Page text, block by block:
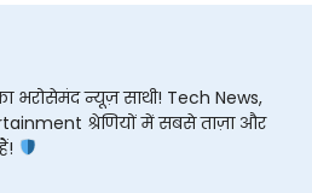
भरोसेमंद न्यूज़ साथी! Tech News,
श्रेणियों में सबसे ताज़ा और